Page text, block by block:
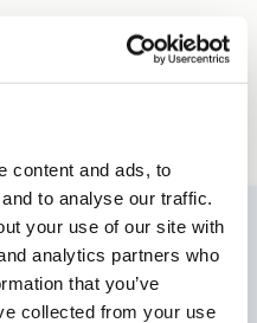
content and ads, to
to analyse our traffic.
your use of our site with
analytics partners who
that you’ve
collected from your use